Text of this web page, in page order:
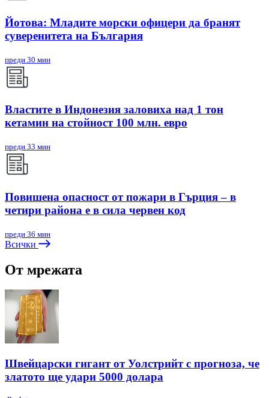
Йотова: Младите морски офицери да бранят
суверенитета на България
преди 30 мин
Властите в Индонезия заловиха над 1 тон
кетамин на стойност 100 млн. евро
преди 33 мин
Повишена опасност от пожари в Гърция – в
четири района е в сила червен код
преди 36 мин
Всички
От мрежата
Швейцарски гигант от Уолстрийт с прогноза, че
златото ще удари 5000 долара